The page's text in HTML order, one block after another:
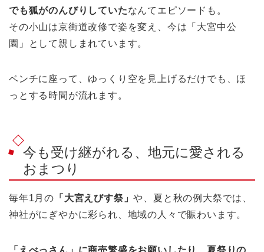
でも狐がのんびりしていたなんてエピソードも。
その小山は京街道改修で姿を変え、今は「大宮中公
園」として親しまれています。
ベンチに座って、ゆっくり空を見上げるだけでも、ほ
っとする時間が流れます。
今も受け継がれる、地元に愛される
おまつり
毎年1月の 「大宮えびす祭」や、夏と秋の例大祭では、
神社がにぎやかに彩られ、地域の人々で賑わいます。
「えべっさん」に商売繁盛をお願いしたり、夏祭りの